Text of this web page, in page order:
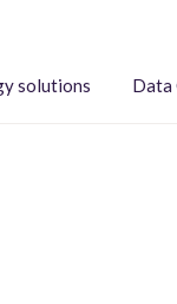
solutions Data